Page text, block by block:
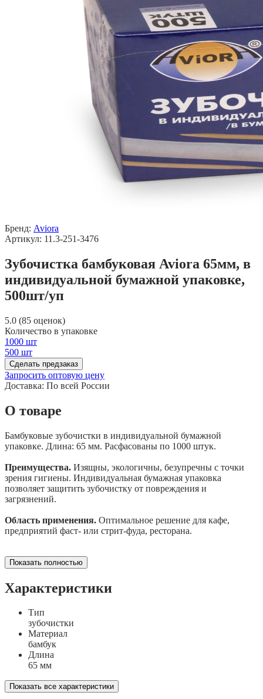
Бренд: Aviora
Артикул: 11.3-251-3476
Зубочистка бамбуковая Aviora 65мм, в
индивидуальной бумажной упаковке,
500шт/уп
5.0 (85 оценок)
Количество в упаковке
1000 шт
500 шт
Сделать предзаказ
Запросить оптовую цену
Доставка: По всей России
О товаре
Бамбуковые зубочистки в индивидуальной бумажной
упаковке. Длина: 65 мм. Расфасованы по 1000 штук.
Преимущества. Изящны, экологичны, безупречны с точки
зрения гигиены. Индивидуальная бумажная упаковка
позволяет защитить зубочистку от повреждения и
загрязнений.
Область применения. Оптимальное решение для кафе,
предприятий фаст- или стрит-фуда, ресторана.
Показать полностью
Характеристики
Тип
зубочистки
Материал
бамбук
Длина
65 мм
Показать все характеристики